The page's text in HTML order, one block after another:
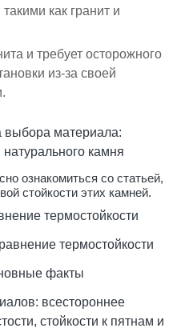
как гранит и
и требует осторожного
из-за своей
выбора материала:
камня
ознакомиться со статьей,
стойкости этих камней.
термостойкости
термостойкости
факты
всестороннее
стойкости к пятнам и